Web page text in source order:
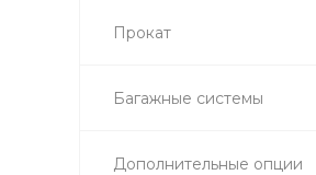
Прокат
Багажные системы
Дополнительные опции